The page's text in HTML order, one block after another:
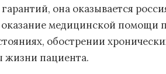
она оказывается
оказание медицинской помощи
обострении
жизни пациента.